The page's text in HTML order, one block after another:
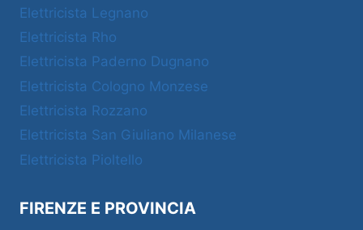
Elettricista Legnano
Elettricista Rho
Elettricista Paderno Dugnano
Elettricista Cologno Monzese
Elettricista Rozzano
Elettricista San Giuliano Milanese
Elettricista Pioltello
FIRENZE E PROVINCIA